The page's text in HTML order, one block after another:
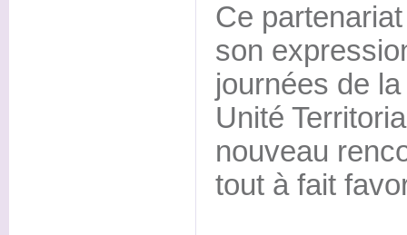
Ce
son
journées de
Unité
nouveau
tout à fait